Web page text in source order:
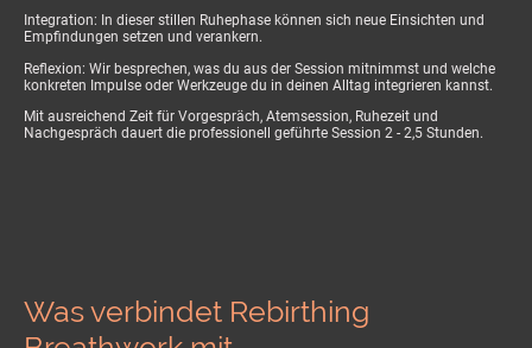
Integration: In dieser stillen Ruhephase können sich neue Einsichten und
Empfindungen setzen und verankern.
Reflexion: Wir besprechen, was du aus der Session mitnimmst und welche
konkreten Impulse oder Werkzeuge du in deinen Alltag integrieren kannst.
Mit ausreichend Zeit für Vorgespräch, Atemsession, Ruhezeit und
Nachgespräch dauert die professionell geführte Session 2 - 2,5 Stunden.
Was verbindet Rebirthing